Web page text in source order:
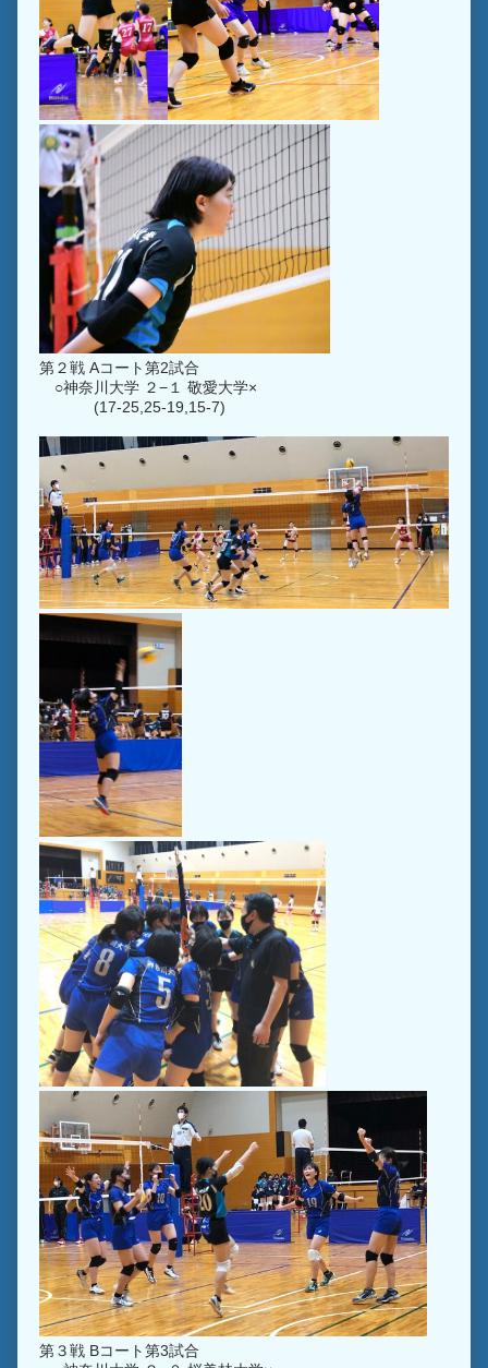
第２戦 Aコート第2試合
○神奈川大学 ２−１ 敬愛大学×
(17-25,25-19,15-7)
第３戦 Bコート第3試合